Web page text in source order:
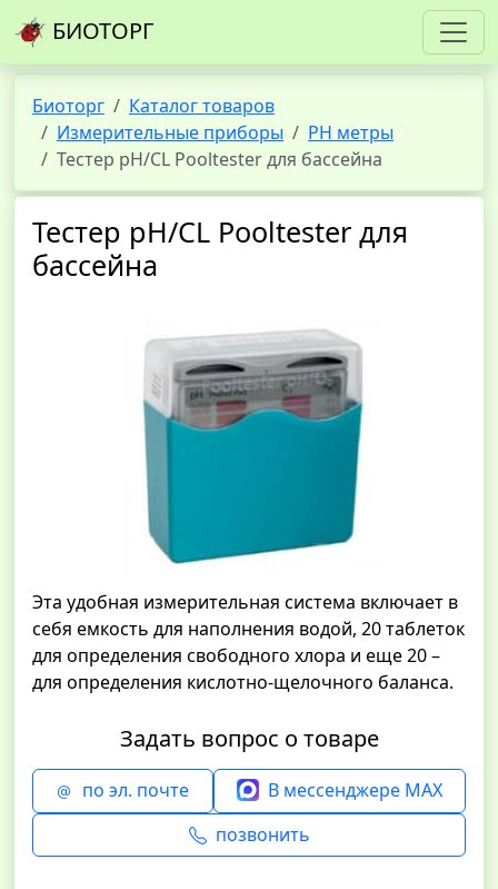
БИОТОРГ
Биоторг
Каталог товаров
Измерительные приборы
PH метры
Тестер рН/CL Pooltester для бассейна
Тестер рН/CL Pooltester для
бассейна
Эта удобная измерительная система включает в
себя емкость для наполнения водой, 20 таблеток
для определения свободного хлора и еще 20 –
для определения кислотно-щелочного баланса.
Задать вопрос о товаре
по эл. почте
В мессенджере MAX
позвонить